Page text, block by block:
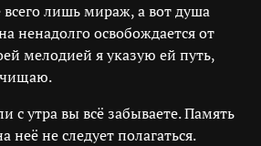
всего лишь мираж, а вот душа
ненадолго освобождается от
мелодией я указую ей путь,
с утра вы всё забываете. Память
не следует полагаться.